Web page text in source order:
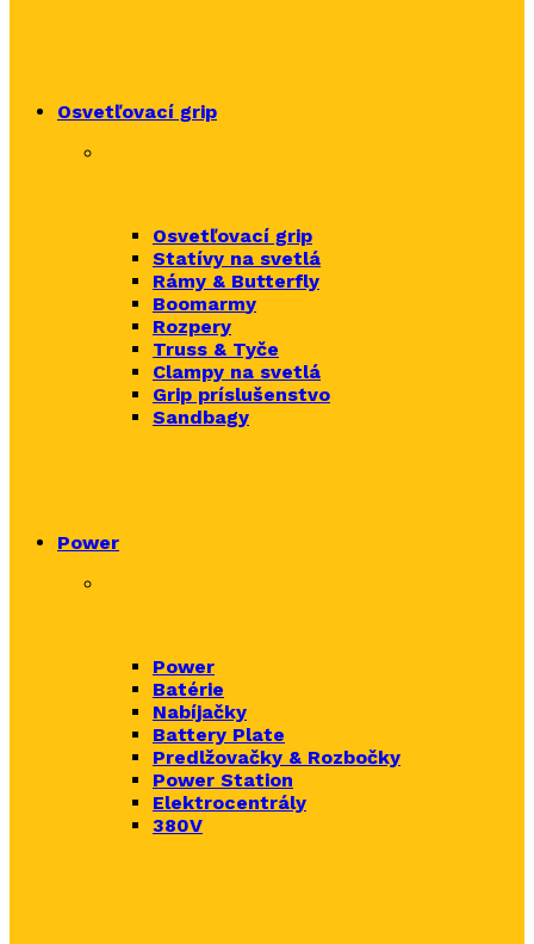
Osvetľovací grip
Osvetľovací grip
Statívy na svetlá
Rámy & Butterfly
Boomarmy
Rozpery
Truss & Tyče
Clampy na svetlá
Grip príslušenstvo
Sandbagy
Power
Power
Batérie
Nabíjačky
Battery Plate
Predlžovačky & Rozbočky
Power Station
Elektrocentrály
380V